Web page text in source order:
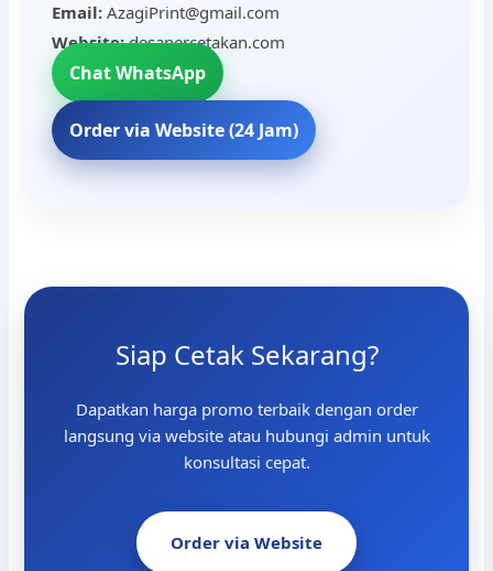
Email:AzagiPrint@gmail.com
Website:desapercetakan.com
Chat WhatsApp
Order via Website (24 Jam)
Siap Cetak Sekarang?
Dapatkan harga promo terbaik dengan order
langsung via website atau hubungi admin untuk
konsultasi cepat.
Order via Website